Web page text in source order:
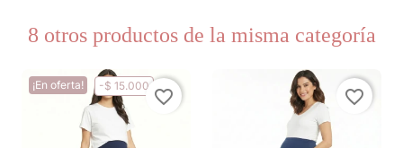
8 otros productos de la misma categoría
¡En oferta! -$ 15.000
favorite_border favorite_border